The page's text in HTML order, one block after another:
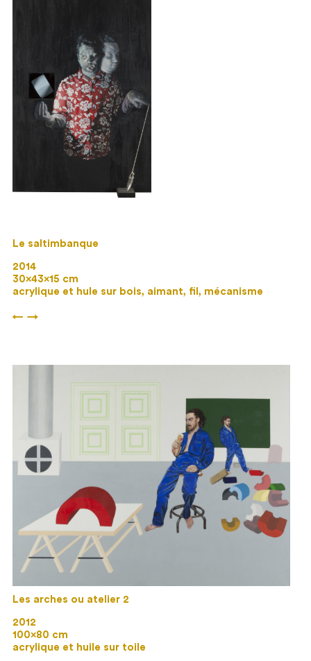
Le saltimbanque
2014
30×43×15 cm
acrylique et hule sur bois, aimant, fil, mécanisme
← →
Les arches ou atelier 2
2012
100×80 cm
acrylique et huile sur toile